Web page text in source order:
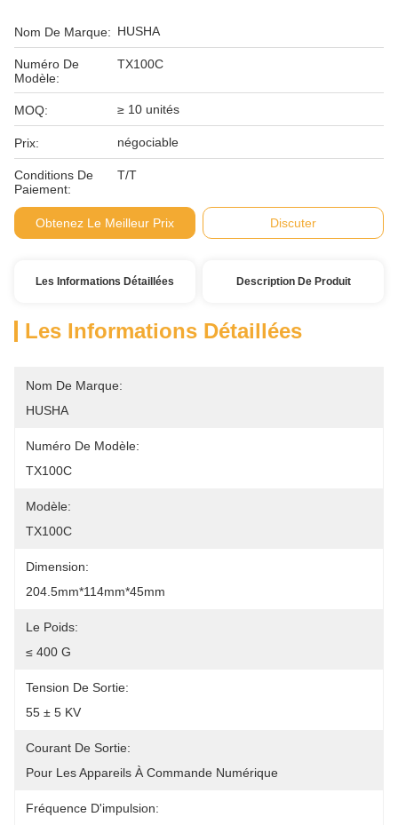
Nom De Marque: HUSHA
Numéro De
Modèle:
TX100C
MOQ: ≥ 10 unités
Prix: négociable
Conditions De
Paiement:
T/T
Obtenez Le Meilleur Prix Discuter
Les Informations Détaillées Description De Produit
Les Informations Détaillées
Nom De Marque:
HUSHA
Numéro De Modèle:
TX100C
Modèle:
TX100C
Dimension:
204.5mm*114mm*45mm
Le Poids:
≤ 400 G
Tension De Sortie:
55 ± 5 KV
Courant De Sortie:
Pour Les Appareils À Commande Numérique
Fréquence D'impulsion: